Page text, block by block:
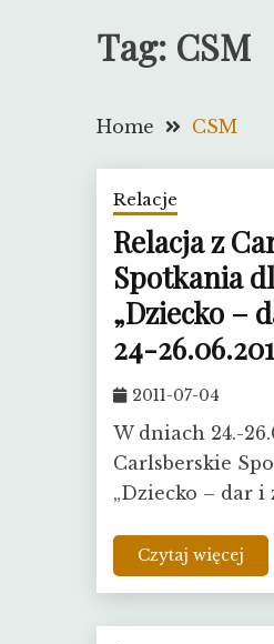
Tag: CSM
Home CSM
Relacje
Relacja z
Spotkania
„Dziecko –
24-
2011-07-04
W dniach 24.-
Carlsberskie
„Dziecko – dar i
Czytaj więcej